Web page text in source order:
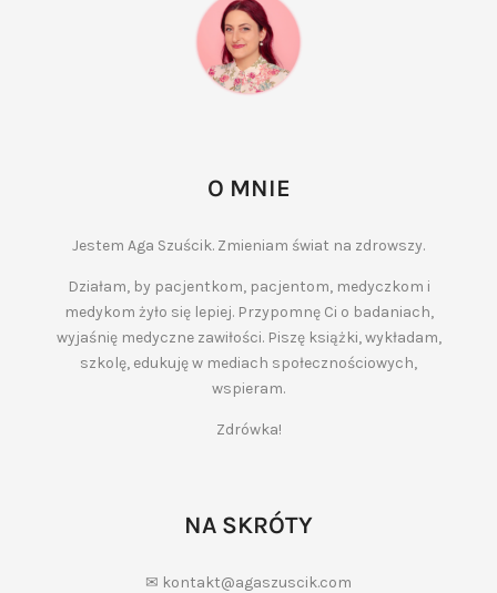
O MNIE
Jestem Aga Szuścik. Zmieniam świat na zdrowszy.
Działam, by pacjentkom, pacjentom, medyczkom i
medykom żyło się lepiej. Przypomnę Ci o badaniach,
wyjaśnię medyczne zawiłości. Piszę książki, wykładam,
szkolę, edukuję w mediach społecznościowych,
wspieram.
Zdrówka!
NA SKRÓTY
✉ kontakt@agaszuscik.com